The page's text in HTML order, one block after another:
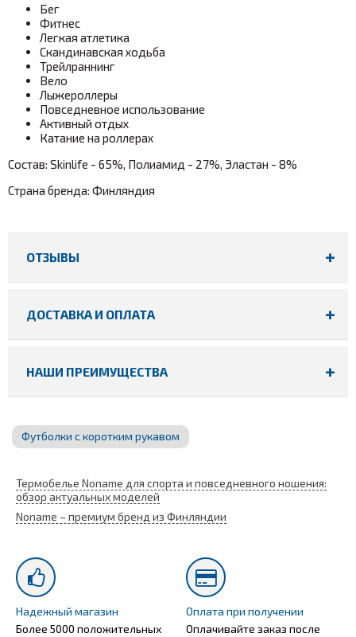
Бег
Фитнес
Легкая атлетика
Скандинавская ходьба
Трейлраннинг
Вело
Лыжероллеры
Повседневное использование
Активный отдых
Катание на роллерах
Состав: Skinlife - 65%, Полиамид - 27%, Эластан - 8%
Страна бренда: Финляндия
ОТЗЫВЫ
ДОСТАВКА И ОПЛАТА
НАШИ ПРЕИМУЩЕСТВА
Футболки с коротким рукавом
Термобелье Noname для спорта и повседневного ношения:
обзор актуальных моделей
Noname – премиум бренд из Финляндии
Надежный магазин
Более 5000 положительных
Оплата при получении
Оплачивайте заказ после